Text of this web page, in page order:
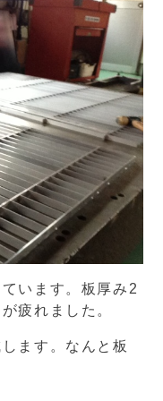
います。板厚み2
疲れました。
ます。なんと板